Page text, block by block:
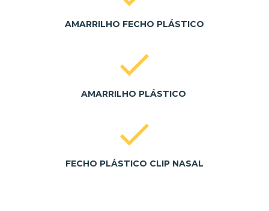
AMARRILHO FECHO PLÁSTICO
AMARRILHO PLÁSTICO
FECHO PLÁSTICO CLIP NASAL